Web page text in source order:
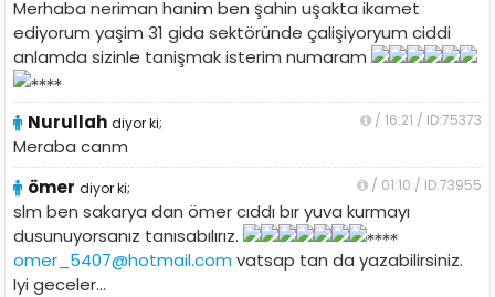
Merhaba neriman hanim ben şahin uşakta ikamet
ediyorum yaşim 31 gida sektöründe çalişiyoryum ciddi
anlamda sizinle tanişmak isterim numaram
Nurullah diyor ki; / 16:21 / ID:75373
Meraba canm
ömer diyor ki; / 01:10 / ID:73955
slm ben sakarya dan ömer cıddı bır yuva kurmayı
dusunuyorsanız tanısabılırız.
omer_5407@hotmail.com vatsap tan da yazabilirsiniz.
Iyi geceler...